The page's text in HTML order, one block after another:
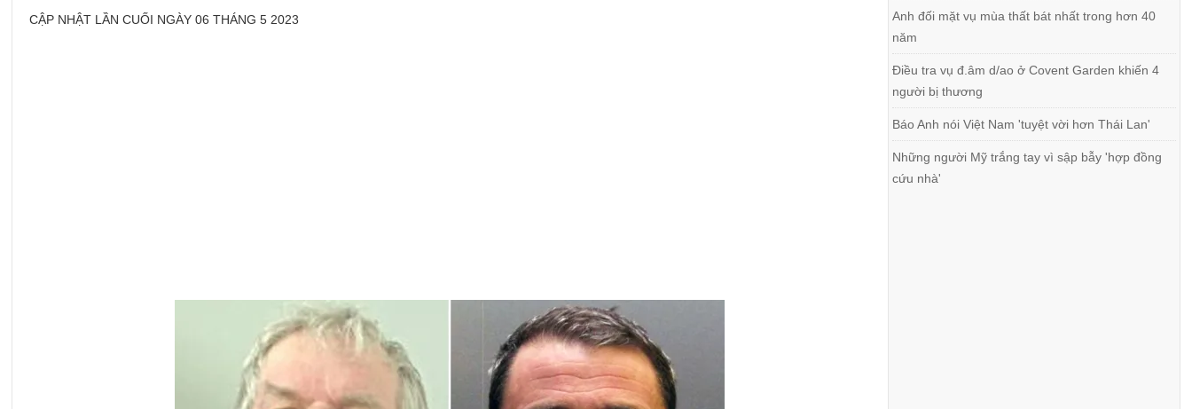
CẬP NHẬT LẦN CUỐI NGÀY 06 THÁNG 5 2023
Anh đối mặt vụ mùa thất bát nhất trong hơn 40
năm
Điều tra vụ đ.âm d/ao ở Covent Garden khiến 4
người bị thương
Báo Anh nói Việt Nam 'tuyệt vời hơn Thái Lan'
Những người Mỹ trắng tay vì sập bẫy 'hợp đồng
cứu nhà'